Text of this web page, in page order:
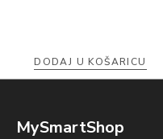
DODAJ U KOŠARICU
MySmartShop